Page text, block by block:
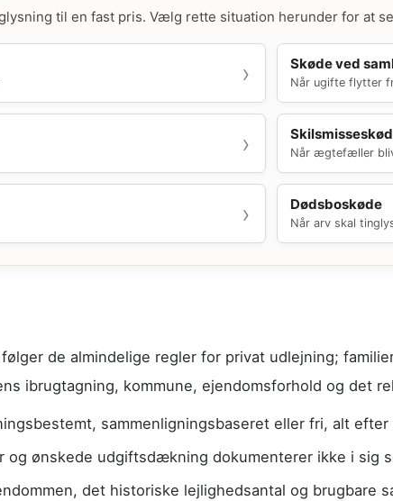
til en fast pris. Vælg rette situation herunder for at
Skøde ved
Når ugifte flytter
Når ægtefæller
Dødsboskøde
Når arv skal
de almindelige regler for privat udlejning;
ibrugtagning, kommune, ejendomsforhold og det
sammenligningsbaseret eller fri, alt
og ønskede udgiftsdækning dokumenterer ikke i sig
det historiske lejlighedsantal og brugbare